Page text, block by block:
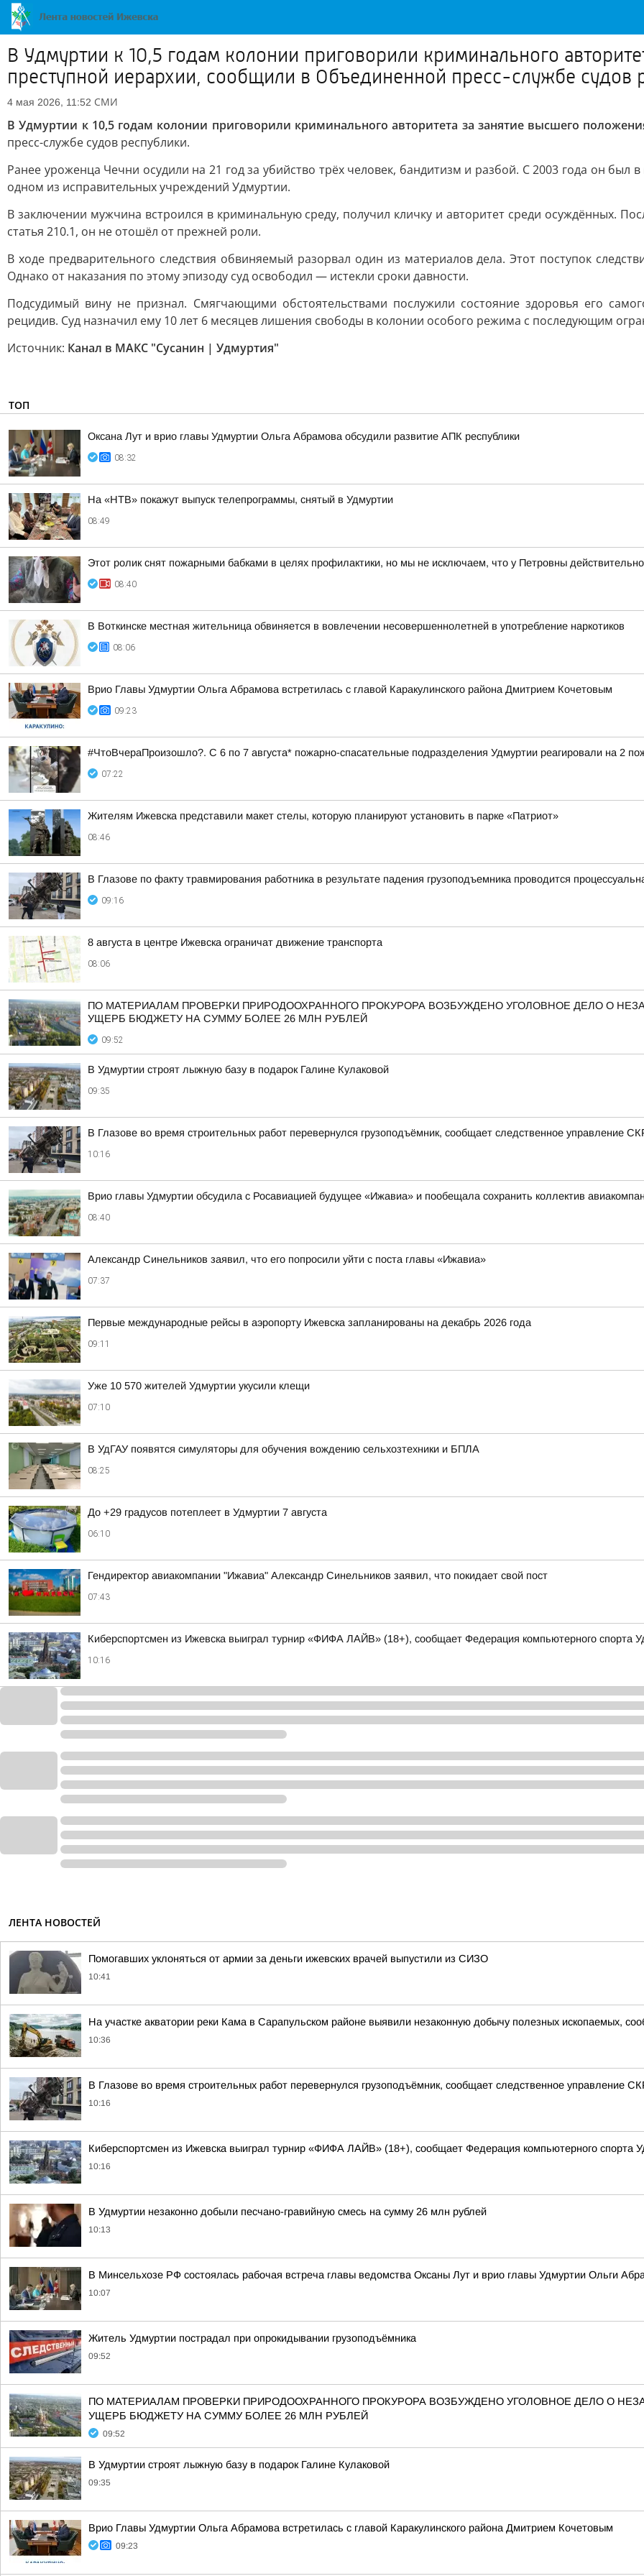
В Удмуртии к 10,5 годам колонии приговорили криминального
преступной иерархии, сообщили в Объединенной пресс-службе судов
4 мая 2026, 11:52 СМИ
В Удмуртии к 10,5 годам колонии приговорили криминального авторитета за занятие высшего
пресс-службе судов республики.
Ранее уроженца Чечни осудили на 21 год за убийство трёх человек, бандитизм и разбой. С 2003 года он был
одном из исправительных учреждений Удмуртии.
В заключении мужчина встроился в криминальную среду, получил кличку и авторитет среди осуждённых.
статья 210.1, он не отошёл от прежней роли.
В ходе предварительного следствия обвиняемый разорвал один из материалов дела. Этот поступок
Однако от наказания по этому эпизоду суд освободил — истекли сроки давности.
Подсудимый вину не признал. Смягчающими обстоятельствами послужили состояние здоровья его
рецидив. Суд назначил ему 10 лет 6 месяцев лишения свободы в колонии особого режима с последующим
Источник: Канал в МАКС "Сусанин | Удмуртия"
ТОП
Оксана Лут и врио главы Удмуртии Ольга Абрамова обсудили развитие АПК республики
08:32
На «НТВ» покажут выпуск телепрограммы, снятый в Удмуртии
08:49
Этот ролик снят пожарными бабками в целях профилактики, но мы не исключаем, что у Петровны
08:40
В Воткинске местная жительница обвиняется в вовлечении несовершеннолетней в употребление наркотиков
08:06
Врио Главы Удмуртии Ольга Абрамова встретилась с главой Каракулинского района Дмитрием Кочетовым
09:23
#ЧтоВчераПроизошло?. С 6 по 7 августа* пожарно-спасательные подразделения Удмуртии реагировали на 2
07:22
Жителям Ижевска представили макет стелы, которую планируют установить в парке «Патриот»
08:46
В Глазове по факту травмирования работника в результате падения грузоподъемника проводится
09:16
8 августа в центре Ижевска ограничат движение транспорта
08:06
ПО МАТЕРИАЛАМ ПРОВЕРКИ ПРИРОДООХРАННОГО ПРОКУРОРА ВОЗБУЖДЕНО УГОЛОВНОЕ ДЕЛО О
УЩЕРБ БЮДЖЕТУ НА СУММУ БОЛЕЕ 26 МЛН РУБЛЕЙ
09:52
В Удмуртии строят лыжную базу в подарок Галине Кулаковой
09:35
В Глазове во время строительных работ перевернулся грузоподъёмник, сообщает следственное управление
10:16
Врио главы Удмуртии обсудила с Росавиацией будущее «Ижавиа» и пообещала сохранить коллектив
08:40
Александр Синельников заявил, что его попросили уйти с поста главы «Ижавиа»
07:37
Первые международные рейсы в аэропорту Ижевска запланированы на декабрь 2026 года
09:11
Уже 10 570 жителей Удмуртии укусили клещи
07:10
В УдГАУ появятся симуляторы для обучения вождению сельхозтехники и БПЛА
08:25
До +29 градусов потеплеет в Удмуртии 7 августа
06:10
Гендиректор авиакомпании "Ижавиа" Александр Синельников заявил, что покидает свой пост
07:43
Киберспортсмен из Ижевска выиграл турнир «ФИФА ЛАЙВ» (18+), сообщает Федерация компьютерного спорта
10:16
ЛЕНТА НОВОСТЕЙ
Помогавших уклоняться от армии за деньги ижевских врачей выпустили из СИЗО
10:41
На участке акватории реки Кама в Сарапульском районе выявили незаконную добычу полезных ископаемых,
10:36
В Глазове во время строительных работ перевернулся грузоподъёмник, сообщает следственное управление
10:16
Киберспортсмен из Ижевска выиграл турнир «ФИФА ЛАЙВ» (18+), сообщает Федерация компьютерного спорта
10:16
В Удмуртии незаконно добыли песчано-гравийную смесь на сумму 26 млн рублей
10:13
В Минсельхозе РФ состоялась рабочая встреча главы ведомства Оксаны Лут и врио главы Удмуртии Ольги
10:07
Житель Удмуртии пострадал при опрокидывании грузоподъёмника
09:52
ПО МАТЕРИАЛАМ ПРОВЕРКИ ПРИРОДООХРАННОГО ПРОКУРОРА ВОЗБУЖДЕНО УГОЛОВНОЕ ДЕЛО О
УЩЕРБ БЮДЖЕТУ НА СУММУ БОЛЕЕ 26 МЛН РУБЛЕЙ
09:52
В Удмуртии строят лыжную базу в подарок Галине Кулаковой
09:35
Врио Главы Удмуртии Ольга Абрамова встретилась с главой Каракулинского района Дмитрием Кочетовым
09:23